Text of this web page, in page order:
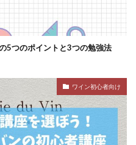
5つのポイントと3つの勉強法
ワイン初心者向け